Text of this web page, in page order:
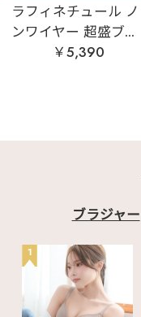
ラフィネチュール ノ
ンワイヤー 超盛ブ...
￥5,390
ブラジャー
1